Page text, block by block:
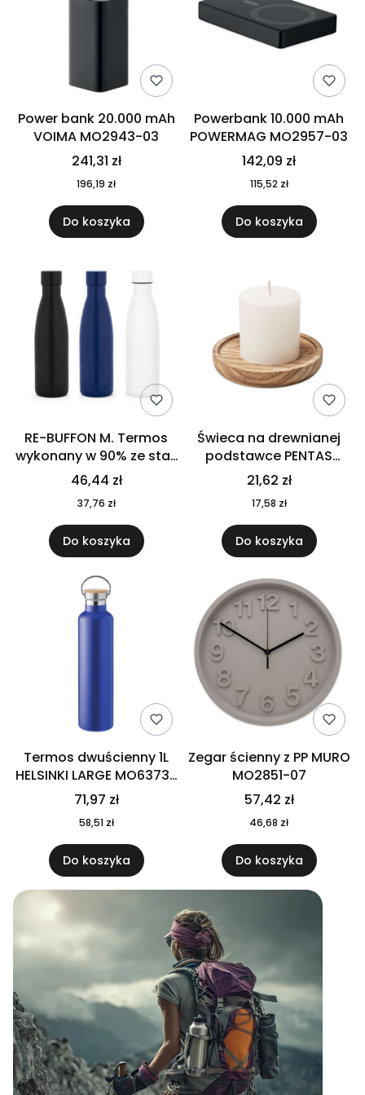
Power bank 20.000 mAh
VOIMA MO2943-03
241,31 zł
196,19 zł
Do koszyka
Powerbank 10.000 mAh
POWERMAG MO2957-03
142,09 zł
115,52 zł
Do koszyka
RE-BUFFON M. Termos
wykonany w 90% ze stali
nierdzewnej
pochodzącej z
recyklingu 520 ml 94294
46,44 zł
37,76 zł
Do koszyka
Świeca na drewnianej
podstawce PENTAS
MO6282-40
21,62 zł
17,58 zł
Do koszyka
Termos dwuścienny 1L
HELSINKI LARGE MO6373-
04
71,97 zł
58,51 zł
Do koszyka
Zegar ścienny z PP MURO
MO2851-07
57,42 zł
46,68 zł
Do koszyka